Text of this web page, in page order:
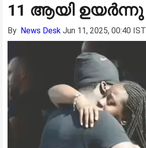
11 ആയി ഉയർന്നു
By News Desk Jun 11, 2025, 00:40 IST